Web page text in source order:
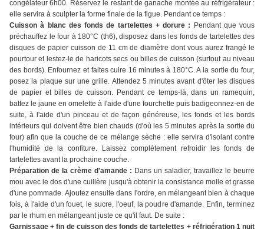
congélateur 6h00. Réservez le restant de ganache montée au réfrigérateur :
elle servira à sculpter la forme finale de la figue. Pendant ce temps :
Cuisson à blanc des fonds de tartelettes + dorure :
Pendant que vous
préchauffez le four à 180°C (th6), disposez dans les fonds de tartelettes des
disques de papier cuisson de 11 cm de diamètre dont vous aurez frangé le
pourtour et lestez-le de haricots secs ou billes de cuisson (surtout au niveau
des bords). Enfournez et faites cuire 16 minutes à 180°C. A la sortie du four,
posez la plaque sur une grille. Attendez 5 minutes avant d'ôter les disques
de papier et billes de cuisson. Pendant ce temps-là, dans un ramequin,
battez le jaune en omelette à l'aide d'une fourchette puis badigeonnez-en de
suite, à l'aide d'un pinceau et de façon généreuse, les fonds et les bords
intérieurs qui doivent être bien chauds (d'où les 5 minutes après la sortie du
four) afin que la couche de ce mélange sèche : elle servira d'isolant contre
l'humidité de la confiture. Laissez complètement refroidir les fonds de
tartelettes avant la prochaine couche.
Préparation de la crème d'amande : Dans un saladier, travaillez le beurre
mou avec le dos d'une cuillère jusqu'à obtenir la consistance molle et grasse
d'une pommade. Ajoutez ensuite dans l'ordre, en mélangeant bien à chaque
fois, à l'aide d'un fouet, le sucre, l'oeuf, la poudre d'amande. Enfin, terminez
par le rhum en mélangeant juste ce qu'il faut. De suite :
Garnissage + fin de cuisson des fonds de tartelettes + réfrigération 1 nuit